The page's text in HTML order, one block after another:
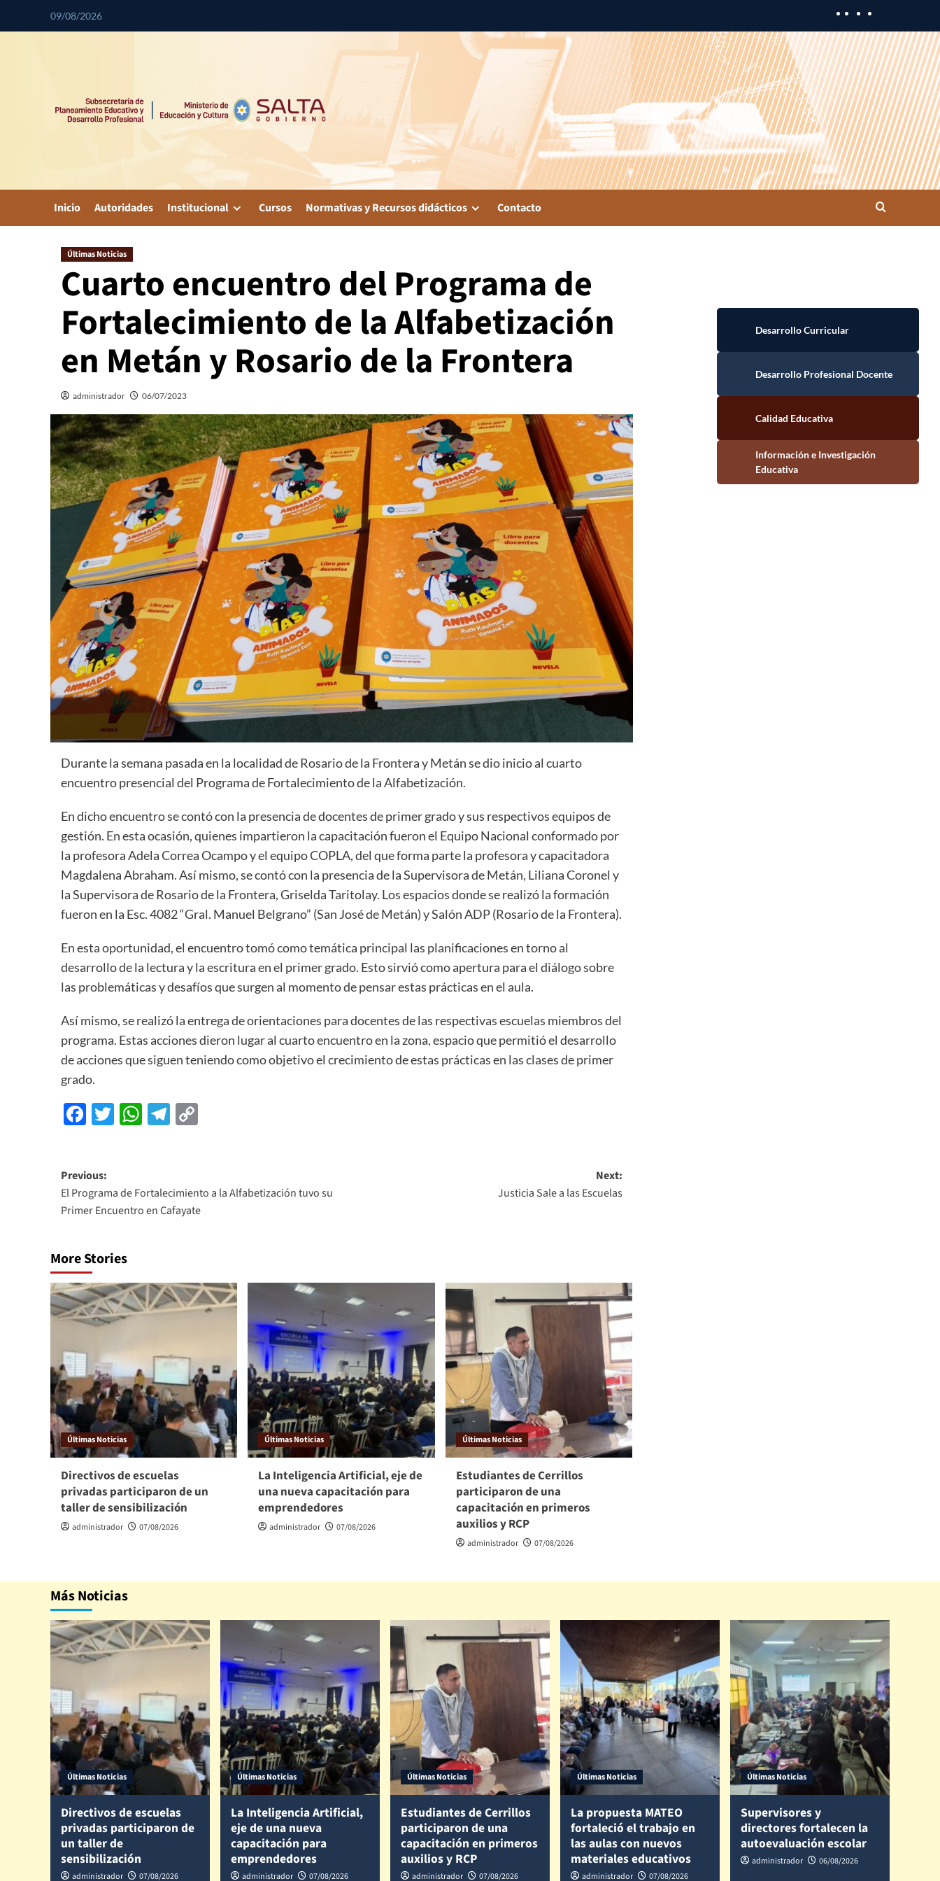
09/08/2026
Inicio Autoridades Institucional Cursos Normativas y Recursos didácticos Contacto
Últimas Noticias
Cuarto encuentro del Programa de
Fortalecimiento de la Alfabetización
en Metán y Rosario de la Frontera
administrador 06/07/2023
Durante la semana pasada en la localidad de Rosario de la Frontera y Metán se dio inicio al cuarto
encuentro presencial del Programa de Fortalecimiento de la Alfabetización.
En dicho encuentro se contó con la presencia de docentes de primer grado y sus respectivos equipos de
gestión. En esta ocasión, quienes impartieron la capacitación fueron el Equipo Nacional conformado por
la profesora Adela Correa Ocampo y el equipo COPLA, del que forma parte la profesora y capacitadora
Magdalena Abraham. Así mismo, se contó con la presencia de la Supervisora de Metán, Liliana Coronel y
la Supervisora de Rosario de la Frontera, Griselda Taritolay. Los espacios donde se realizó la formación
fueron en la Esc. 4082 “Gral. Manuel Belgrano” (San José de Metán) y Salón ADP (Rosario de la Frontera).
En esta oportunidad, el encuentro tomó como temática principal las planificaciones en torno al
desarrollo de la lectura y la escritura en el primer grado. Esto sirvió como apertura para el diálogo sobre
las problemáticas y desafíos que surgen al momento de pensar estas prácticas en el aula.
Así mismo, se realizó la entrega de orientaciones para docentes de las respectivas escuelas miembros del
programa. Estas acciones dieron lugar al cuarto encuentro en la zona, espacio que permitió el desarrollo
de acciones que siguen teniendo como objetivo el crecimiento de estas prácticas en las clases de primer
grado.
Facebook
Twitter
WhatsApp
Telegram
Previous:
El Programa de Fortalecimiento a la Alfabetización tuvo su
Primer Encuentro en Cafayate
Next:
Justicia Sale a las Escuelas
More Stories
Últimas Noticias
Directivos de escuelas
privadas participaron de un
taller de sensibilización
administrador 07/08/2026
Últimas Noticias
La Inteligencia Artificial, eje de
una nueva capacitación para
emprendedores
administrador 07/08/2026
Últimas Noticias
Estudiantes de Cerrillos
participaron de una
capacitación en primeros
auxilios y RCP
administrador 07/08/2026
Información e Investigación Educativa
Más Noticias
Últimas Noticias
Directivos de escuelas
privadas participaron de
un taller de
sensibilización
administrador 07/08/2026
Últimas Noticias
La Inteligencia Artificial,
eje de una nueva
capacitación para
emprendedores
administrador 07/08/2026
Últimas Noticias
Estudiantes de Cerrillos
participaron de una
capacitación en primeros
auxilios y RCP
administrador 07/08/2026
Últimas Noticias
La propuesta MATEO
fortaleció el trabajo en
las aulas con nuevos
materiales educativos
administrador 07/08/2026
Últimas Noticias
Supervisores y
directores fortalecen la
autoevaluación escolar
administrador 06/08/2026